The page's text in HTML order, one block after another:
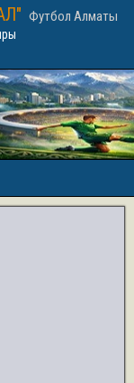
Футбол Алматы